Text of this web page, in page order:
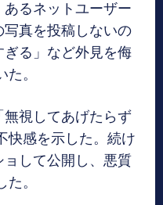
るネットユーザー
真を投稿しないの
る」など外見を侮
。
視してあげたらず
快感を示した。続け
して公開し、悪質
。